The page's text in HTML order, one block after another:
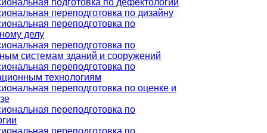
переподготовка по дизайну
переподготовка по
делу
переподготовка по
системам зданий и сооружений
переподготовка по
технологиям
переподготовка по оценке и
переподготовка по
переподготовка по